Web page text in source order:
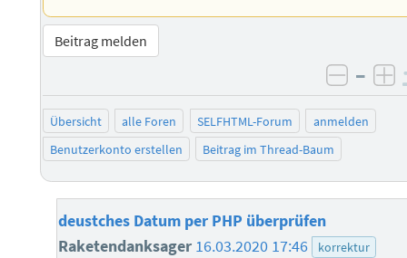
Beitrag melden
–
Übersicht alle Foren SELFHTML-Forum
anmelden
Benutzerkonto erstellen
Beitrag im Thread-Baum
deustches Datum per PHP überprüfen
Raketendanksager 16.03.2020 17:46 korrektur